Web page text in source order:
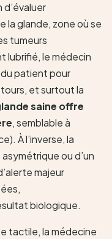
glande, zone où se
tumeurs
lubrifié, le médecin
patient pour
et surtout la
saine offre
, semblable à
À l’inverse, la
ou d’un
majeur
biologique.
tactile, la médecine